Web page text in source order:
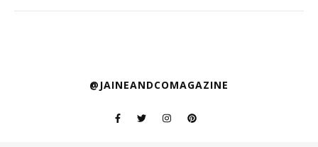
@JAINEANDCOMAGAZINE